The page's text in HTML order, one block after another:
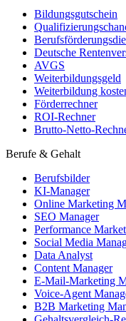
Bildungsgutschein
Deutsche
AVGS
Weiterbildungsgeld
Weiterbildung
Förderrechner
ROI-Rechner
Brutto-Netto-
Berufe & Gehalt
Berufsbilder
KI-Manager
Online Marketing
SEO Manager
Performance
Social Media
Data Analyst
Content Manager
E-Mail-Marketing
Voice-Agent
B2B Marketing